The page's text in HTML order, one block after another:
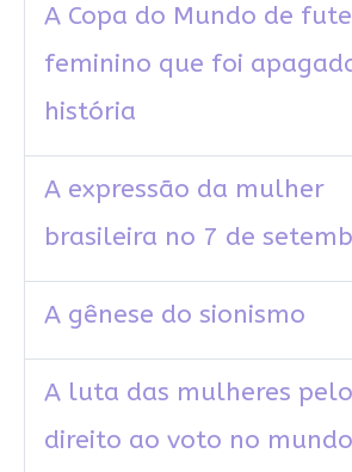
A Copa do Mundo de
feminino que foi
história
A expressão da mulher
brasileira no 7 de
A gênese do sionismo
A luta das mulheres pelo
direito ao voto no mundo